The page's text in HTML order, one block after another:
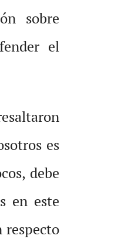
sobre
el
es
debe
en este
respecto